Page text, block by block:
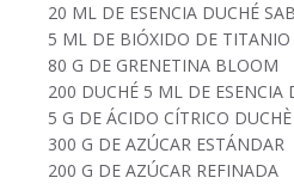
20 ML DE ESENCIA DUCHÉ
5 ML DE BIÓXIDO DE TITANIO
80 G DE GRENETINA BLOOM
200 DUCHÉ 5 ML DE ESENCIA
5 G DE ÁCIDO CÍTRICO DUCHÈ
300 G DE AZÚCAR ESTÁNDAR
200 G DE AZÚCAR REFINADA